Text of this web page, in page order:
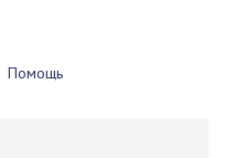
Помощь